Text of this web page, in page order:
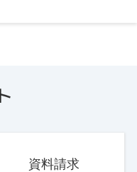
資料請求